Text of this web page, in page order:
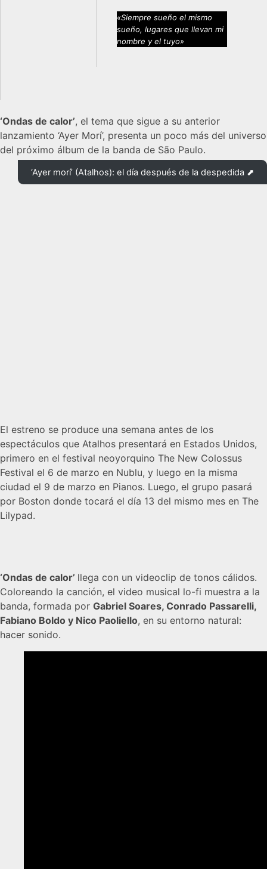
«Siempre sueño el mismo
sueño, lugares que llevan mi
nombre y el tuyo»
‘Ondas de calor’, el tema que sigue a su anterior
lanzamiento ‘Ayer Morí’, presenta un poco más del universo
del próximo álbum de la banda de São Paulo.
‘Ayer morí’ (Atalhos): el día después de la despedida ⬈
El estreno se produce una semana antes de los
espectáculos que Atalhos presentará en Estados Unidos,
primero en el festival neoyorquino The New Colossus
Festival el 6 de marzo en Nublu, y luego en la misma
ciudad el 9 de marzo en Pianos. Luego, el grupo pasará
por Boston donde tocará el día 13 del mismo mes en The
Lilypad.
‘Ondas de calor’ llega con un videoclip de tonos cálidos.
Coloreando la canción, el video musical lo-fi muestra a la
banda, formada por Gabriel Soares, Conrado Passarelli,
Fabiano Boldo y Nico Paoliello, en su entorno natural:
hacer sonido.